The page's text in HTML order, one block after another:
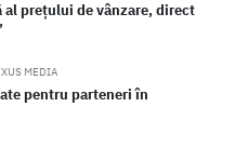
prețului de vânzare, direct
MEDIA
pentru parteneri în